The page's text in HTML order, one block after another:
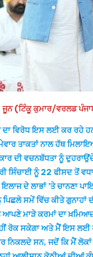
(ਟਿੰਕੂ ਕੁਮਾਰ/ਵਰਲਡ
ਵਿਰੋਧ ਇਸ ਲਈ ਕਰ ਰਹੇ
ਤਾਕਤਾਂ ਨਾਲ ਹੱਥ
ਵਚਨਬੱਧਤਾ ਨੂੰ
ਸਿੰਚਾਈ ਨੂੰ 22 ਫੀਸਦ ਤੋਂ
ਦੇ ਲਾਭਾਂ ’ਤੇ
ਸਮੇਂ ਵਿੱਚ ਕੀਤੇ
ਮਾੜੇ ਕਰਮਾਂ ਦਾ
ਰੋਕ ਸਕੇਗਾ ਅਤੇ ਮੈਂ ਇਸ ਲਈ
ਨਿਕਲਦੇ ਸਨ, ਜਦੋਂ ਕਿ ਮੈਂ